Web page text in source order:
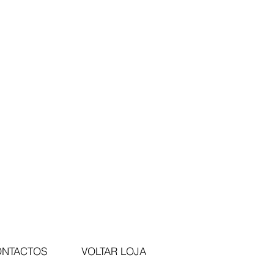
VOLTAR LOJA